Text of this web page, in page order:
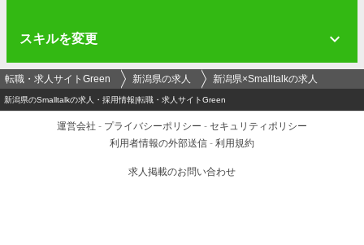
スキルを変更
転職・求人サイトGreen 新潟県の求人 新潟県×Smalltalkの求人
新潟県のSmalltalkの求人・採用情報|転職・求人サイトGreen
運営会社 - プライバシーポリシー - セキュリティポリシー
利用者情報の外部送信 - 利用規約
求人掲載のお問い合わせ